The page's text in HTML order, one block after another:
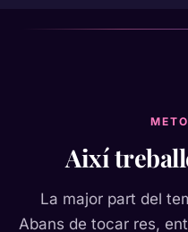
Així
La major part del
Abans de tocar res,